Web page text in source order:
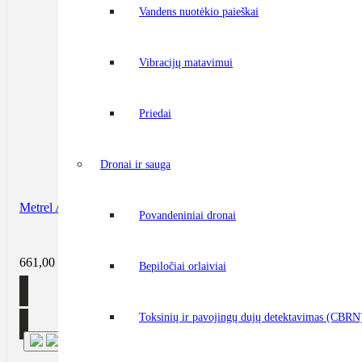
Vandens nuotėkio paieškai
Vibracijų matavimui
Priedai
Dronai ir sauga
Povandeniniai dronai
Bepiločiai orlaiviai
Toksinių ir pavojingų dujų detektavimas
Metrel A 1832 Mode 3 įkrovimo kabelio adapteris
661,00